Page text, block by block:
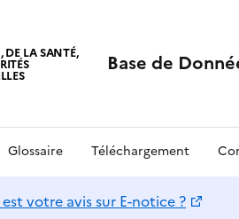
DE LA SANTÉ, Base de
Glossaire Téléchargement
votre avis sur E-notice ?